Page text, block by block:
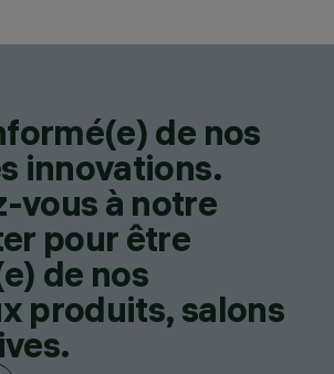
de nos
innovations.
vous à notre
pour être
de nos
produits, salons